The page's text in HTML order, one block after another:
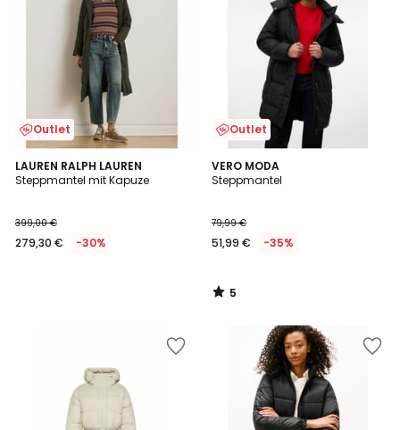
Outlet
LAUREN RALPH LAUREN
Steppmantel mit Kapuze
399,00 €
279,30 € -30%
Outlet
VERO MODA
Steppmantel
79,99 €
51,99 € -35%
5
/
5
/